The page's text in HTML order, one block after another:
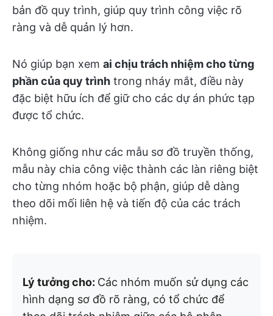
bản đồ quy trình, giúp quy trình công việc rõ
ràng và dễ quản lý hơn.
Nó giúp bạn xem ai chịu trách nhiệm cho từng
phần của quy trình trong nháy mắt, điều này
đặc biệt hữu ích để giữ cho các dự án phức tạp
được tổ chức.
Không giống như các mẫu sơ đồ truyền thống,
mẫu này chia công việc thành các làn riêng biệt
cho từng nhóm hoặc bộ phận, giúp dễ dàng
theo dõi mối liên hệ và tiến độ của các trách
nhiệm.
Lý tưởng cho: Các nhóm muốn sử dụng các
hình dạng sơ đồ rõ ràng, có tổ chức để